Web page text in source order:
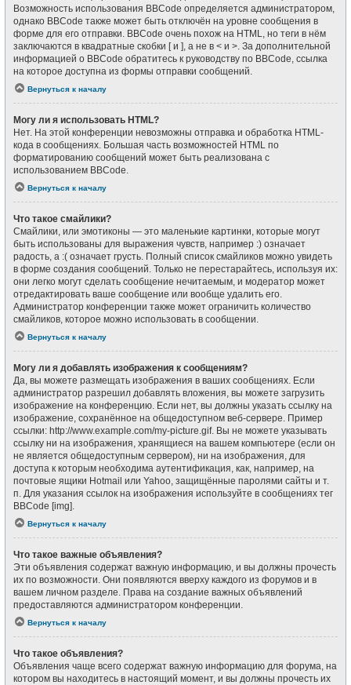
Возможность использования BBCode определяется администратором,
однако BBCode также может быть отключён на уровне сообщения в
форме для его отправки. BBCode очень похож на HTML, но теги в нём
заключаются в квадратные скобки [ и ], а не в < и >. За дополнительной
информацией о BBCode обратитесь к руководству по BBCode, ссылка
на которое доступна из формы отправки сообщений.
Вернуться к началу
Могу ли я использовать HTML?
Нет. На этой конференции невозможны отправка и обработка HTML-
кода в сообщениях. Большая часть возможностей HTML по
форматированию сообщений может быть реализована с
использованием BBCode.
Вернуться к началу
Что такое смайлики?
Смайлики, или эмотиконы — это маленькие картинки, которые могут
быть использованы для выражения чувств, например :) означает
радость, а :( означает грусть. Полный список смайликов можно увидеть
в форме создания сообщений. Только не перестарайтесь, используя их:
они легко могут сделать сообщение нечитаемым, и модератор может
отредактировать ваше сообщение или вообще удалить его.
Администратор конференции также может ограничить количество
смайликов, которое можно использовать в сообщении.
Вернуться к началу
Могу ли я добавлять изображения к сообщениям?
Да, вы можете размещать изображения в ваших сообщениях. Если
администратор разрешил добавлять вложения, вы можете загрузить
изображение на конференцию. Если нет, вы должны указать ссылку на
изображение, сохранённое на общедоступном веб-сервере. Пример
ссылки: http://www.example.com/my-picture.gif. Вы не можете указывать
ссылку ни на изображения, хранящиеся на вашем компьютере (если он
не является общедоступным сервером), ни на изображения, для
доступа к которым необходима аутентификация, как, например, на
почтовые ящики Hotmail или Yahoo, защищённые паролями сайты и т.
п. Для указания ссылок на изображения используйте в сообщениях тег
BBCode [img].
Вернуться к началу
Что такое важные объявления?
Эти объявления содержат важную информацию, и вы должны прочесть
их по возможности. Они появляются вверху каждого из форумов и в
вашем личном разделе. Права на создание важных объявлений
предоставляются администратором конференции.
Вернуться к началу
Что такое объявления?
Объявления чаще всего содержат важную информацию для форума, на
котором вы находитесь в настоящий момент, и вы должны прочесть их